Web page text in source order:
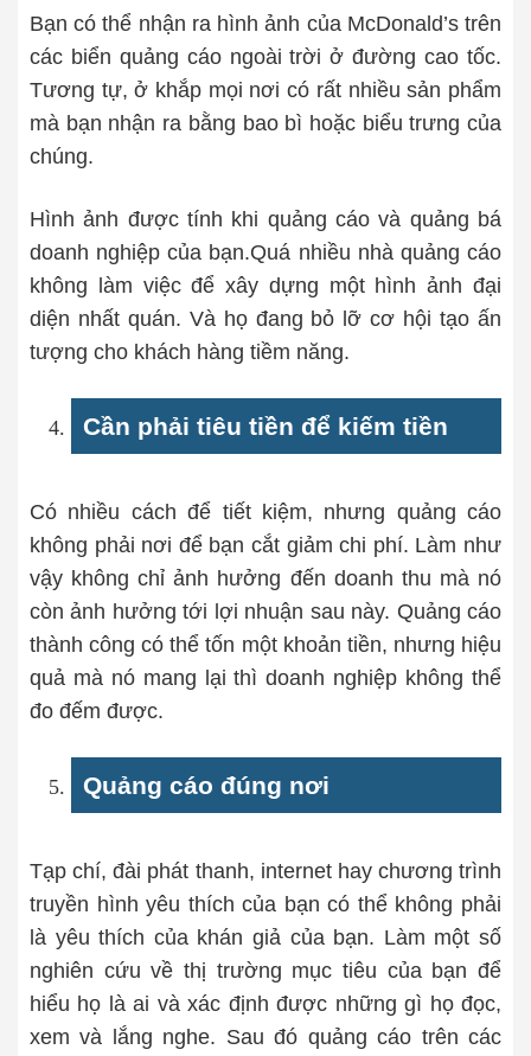
Bạn có thể nhận ra hình ảnh của McDonald’s trên
các biển quảng cáo ngoài trời ở đường cao tốc.
Tương tự, ở khắp mọi nơi có rất nhiều sản phẩm
mà bạn nhận ra bằng bao bì hoặc biểu trưng của
chúng.
Hình ảnh được tính khi quảng cáo và quảng bá
doanh nghiệp của bạn.Quá nhiều nhà quảng cáo
không làm việc để xây dựng một hình ảnh đại
diện nhất quán. Và họ đang bỏ lỡ cơ hội tạo ấn
tượng cho khách hàng tiềm năng.
Cần phải tiêu tiền để kiếm tiền
Có nhiều cách để tiết kiệm, nhưng quảng cáo
không phải nơi để bạn cắt giảm chi phí. Làm như
vậy không chỉ ảnh hưởng đến doanh thu mà nó
còn ảnh hưởng tới lợi nhuận sau này. Quảng cáo
thành công có thể tốn một khoản tiền, nhưng hiệu
quả mà nó mang lại thì doanh nghiệp không thể
đo đếm được.
Quảng cáo đúng nơi
Tạp chí, đài phát thanh, internet hay chương trình
truyền hình yêu thích của bạn có thể không phải
là yêu thích của khán giả của bạn. Làm một số
nghiên cứu về thị trường mục tiêu của bạn để
hiểu họ là ai và xác định được những gì họ đọc,
xem và lắng nghe. Sau đó quảng cáo trên các